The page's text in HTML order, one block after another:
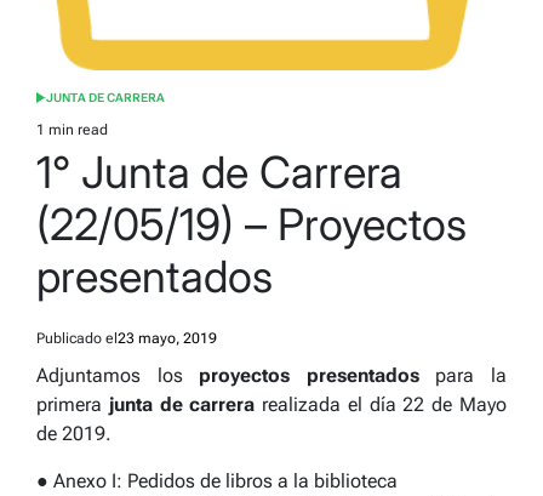
POSTED
IN
JUNTA DE CARRERA
Estimated
read
1 min read
1° Junta de Carrera
(22/05/19) – Proyectos
presentados
Publicado el23 mayo, 2019
Adjuntamos los proyectos presentadospara la
primera junta de carrera realizada el día 22 de Mayo
de 2019.
● Anexo I: Pedidos de libros a la biblioteca